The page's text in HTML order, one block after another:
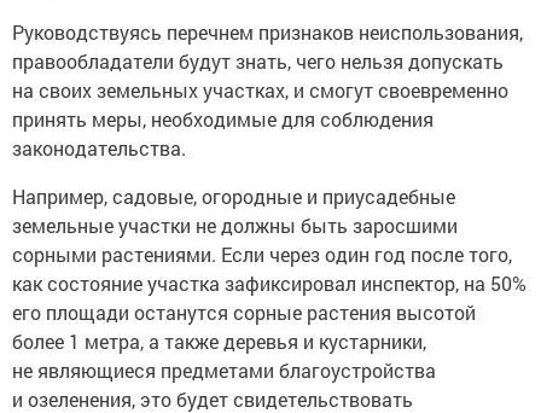
Руководствуясь перечнем признаков неиспользования,
правообладатели будут знать, чего нельзя допускать
на своих земельных участках, и смогут своевременно
принять меры, необходимые для соблюдения
законодательства.
Например, садовые, огородные и приусадебные
земельные участки не должны быть заросшими
сорными растениями. Если через один год после того,
как состояние участка зафиксировал инспектор, на 50%
его площади останутся сорные растения высотой
более 1 метра, а также деревья и кустарники,
не являющиеся предметами благоустройства
и озеленения, это будет свидетельствовать